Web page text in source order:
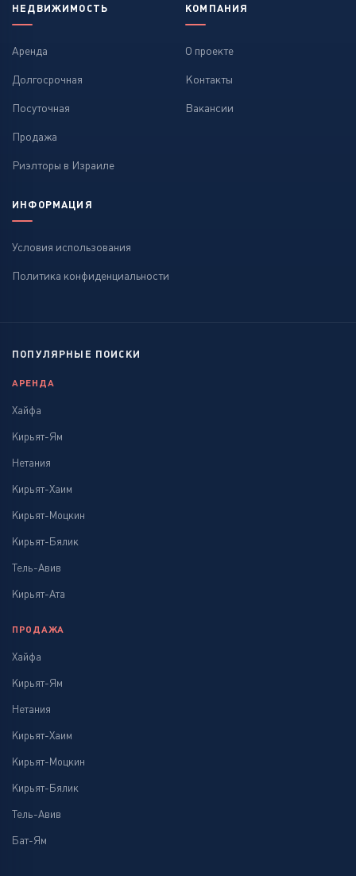
НЕДВИЖИМОСТЬ
Аренда
Долгосрочная
Посуточная
Продажа
Риэлторы в Израиле
КОМПАНИЯ
О проекте
Контакты
Вакансии
ИНФОРМАЦИЯ
Условия использования
Политика конфиденциальности
ПОПУЛЯРНЫЕ ПОИСКИ
АРЕНДА
Хайфа
Кирьят-Ям
Нетания
Кирьят-Хаим
Кирьят-Моцкин
Кирьят-Бялик
Тель-Авив
Кирьят-Ата
ПРОДАЖА
Хайфа
Кирьят-Ям
Нетания
Кирьят-Хаим
Кирьят-Моцкин
Кирьят-Бялик
Тель-Авив
Бат-Ям